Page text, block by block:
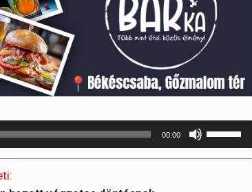
00:00
hangerő